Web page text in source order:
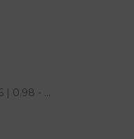
| 0.98 - ...